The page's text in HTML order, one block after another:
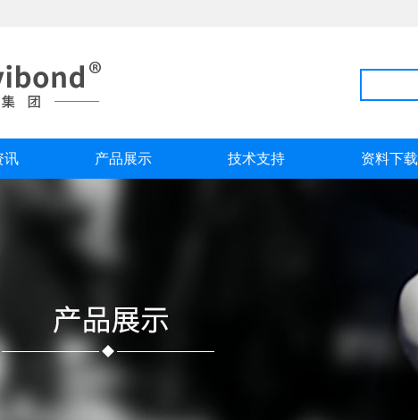
讯 产品展示 技术支持 资料下载